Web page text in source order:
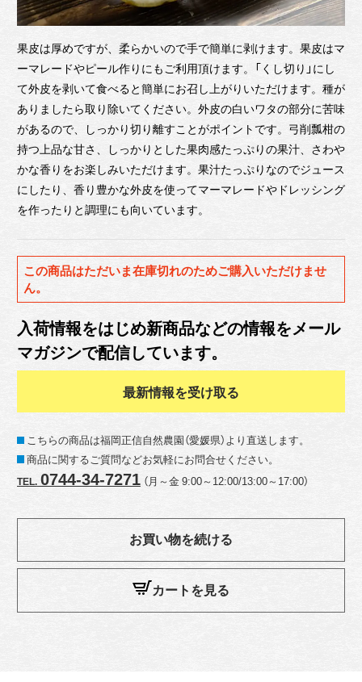
果皮は厚めですが、柔らかいので手で簡単に剥けます。果皮はマ
ーマレードやピール作りにもご利用頂けます。「くし切り」にし
て外皮を剥いて食べると簡単にお召し上がりいただけます。種が
ありましたら取り除いてください。外皮の白いワタの部分に苦味
があるので、しっかり切り離すことがポイントです。弓削瓢柑の
持つ上品な甘さ、しっかりとした果肉感たっぷりの果汁、さわや
かな香りをお楽しみいただけます。果汁たっぷりなのでジュース
にしたり、香り豊かな外皮を使ってマーマレードやドレッシング
を作ったりと調理にも向いています。
この商品はただいま在庫切れのためご購入いただけませ
ん。
入荷情報をはじめ新商品などの情報をメール
マガジンで配信しています。
最新情報を受け取る
こちらの商品は福岡正信自然農園（愛媛県）より直送します。
商品に関するご質問などお気軽にお問合せください。
TEL.0744-34-7271（月～金 9:00～12:00/13:00～17:00）
お買い物を続ける
カートを見る